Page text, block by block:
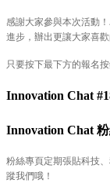
感謝大家參與本次活動
進步，辦出更讓大家喜歡
只要按下最下方的報名
Innovation Chat
Innovation Chat 粉
粉絲專頁定期張貼科技
蹤我們哦！